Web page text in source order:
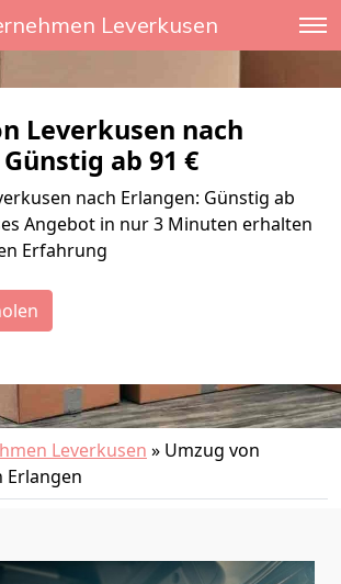
Leverkusen
Leverkusen nach
ab 91 €
nach Erlangen: Günstig ab
Angebot in nur 3 Minuten erhalten
Erfahrung
Leverkusen » Umzug von
Erlangen